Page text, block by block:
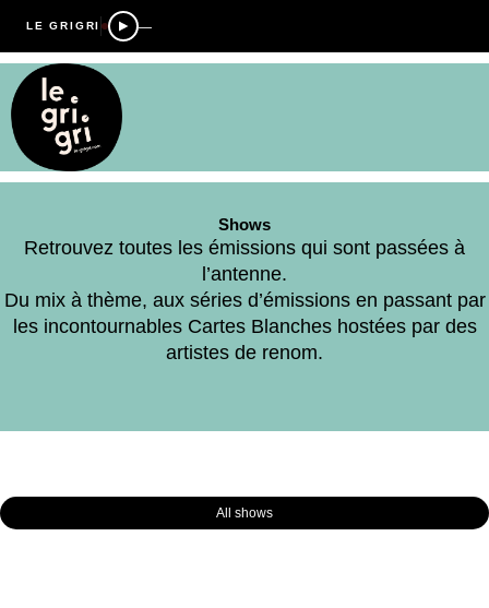
LE GRIGRI —
Shows
Retrouvez toutes les émissions qui sont passées à
l’antenne.
Du mix à thème, aux séries d’émissions en passant par
les incontournables Cartes Blanches hostées par des
artistes de renom.
All shows